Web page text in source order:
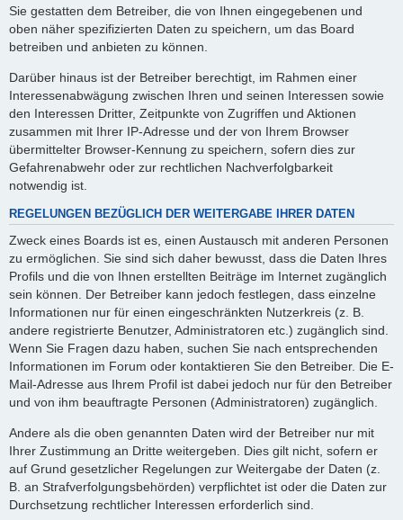
Sie gestatten dem Betreiber, die von Ihnen eingegebenen und
oben näher spezifizierten Daten zu speichern, um das Board
betreiben und anbieten zu können.
Darüber hinaus ist der Betreiber berechtigt, im Rahmen einer
Interessenabwägung zwischen Ihren und seinen Interessen sowie
den Interessen Dritter, Zeitpunkte von Zugriffen und Aktionen
zusammen mit Ihrer IP-Adresse und der von Ihrem Browser
übermittelter Browser-Kennung zu speichern, sofern dies zur
Gefahrenabwehr oder zur rechtlichen Nachverfolgbarkeit
notwendig ist.
REGELUNGEN BEZÜGLICH DER WEITERGABE IHRER DATEN
Zweck eines Boards ist es, einen Austausch mit anderen Personen
zu ermöglichen. Sie sind sich daher bewusst, dass die Daten Ihres
Profils und die von Ihnen erstellten Beiträge im Internet zugänglich
sein können. Der Betreiber kann jedoch festlegen, dass einzelne
Informationen nur für einen eingeschränkten Nutzerkreis (z. B.
andere registrierte Benutzer, Administratoren etc.) zugänglich sind.
Wenn Sie Fragen dazu haben, suchen Sie nach entsprechenden
Informationen im Forum oder kontaktieren Sie den Betreiber. Die E-
Mail-Adresse aus Ihrem Profil ist dabei jedoch nur für den Betreiber
und von ihm beauftragte Personen (Administratoren) zugänglich.
Andere als die oben genannten Daten wird der Betreiber nur mit
Ihrer Zustimmung an Dritte weitergeben. Dies gilt nicht, sofern er
auf Grund gesetzlicher Regelungen zur Weitergabe der Daten (z.
B. an Strafverfolgungsbehörden) verpflichtet ist oder die Daten zur
Durchsetzung rechtlicher Interessen erforderlich sind.